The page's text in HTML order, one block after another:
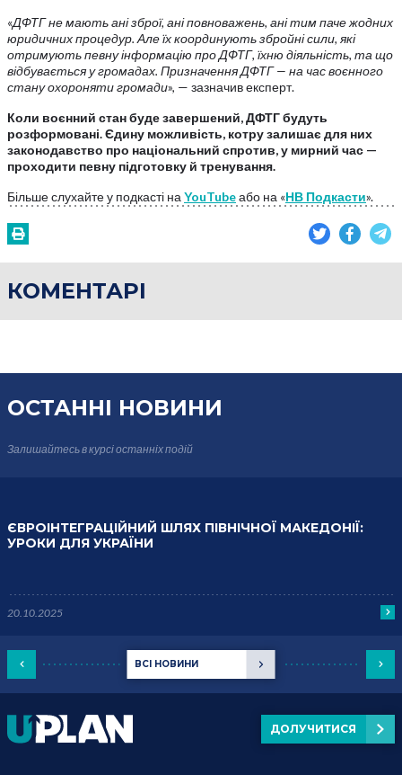
«ДФТГ не мають ані зброї, ані повноважень, ані тим паче жодних
юридичних процедур. Але їх координують збройні сили, які
отримують певну інформацію про ДФТГ, їхню діяльність, та що
відбувається у громадах. Призначення ДФТГ — на час воєнного
стану охороняти громади», — зазначив експерт.
Коли воєнний стан буде завершений, ДФТГ будуть
розформовані. Єдину можливість, котру залишає для них
законодавство про національний спротив, у мирний час —
проходити певну підготовку й тренування.
Більше слухайте у подкасті на YouTubeабо на «НВ Подкасти».
КОМЕНТАРІ
ОСТАННІ НОВИНИ
Залишайтесь в курсіостанніх подій
ВСІ НОВИНИ
ЄВРОІНТЕГРАЦІЙНИЙ ШЛЯХ ПІВНІЧНОЇ МАКЕДОНІЇ:
УРОКИ ДЛЯ УКРАЇНИ
20.10.2025
ДОЛУЧИТИСЯ